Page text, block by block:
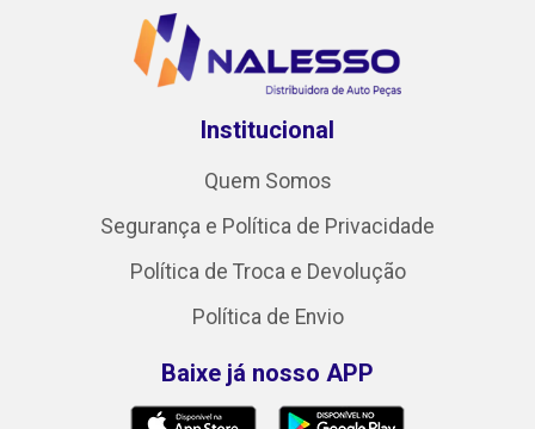
Institucional
Quem Somos
Segurança e Política de Privacidade
Política de Troca e Devolução
Política de Envio
Baixe já nosso APP